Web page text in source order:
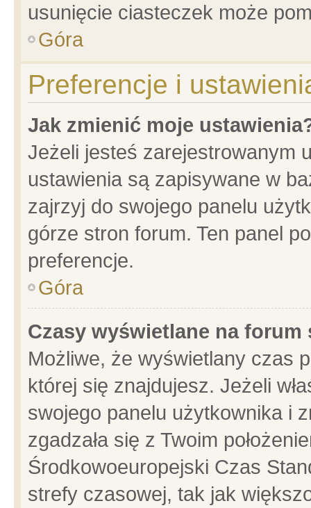
usunięcie ciasteczek może
Góra
Preferencje i
Jak zmienić moje
Jeżeli jesteś zarejestrowanym
ustawienia są zapisywane w
zajrzyj do swojego panelu
górze stron forum. Ten panel
preferencje.
Góra
Czasy wyświetlane na forum
Możliwe, że wyświetlany czas
której się znajdujesz. Jeżeli
swojego panelu użytkownika i
zgadzała się z Twoim
Środkowoeuropejski Czas
strefy czasowej, tak jak